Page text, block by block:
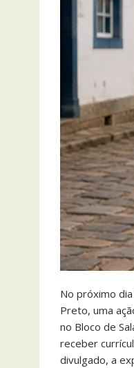
No próximo
Preto, uma
no Bloco de
receber
divulgado, a